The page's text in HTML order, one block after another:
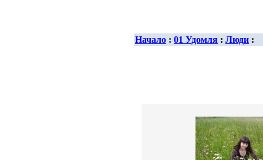
Начало : 01 Удомля : Люди :